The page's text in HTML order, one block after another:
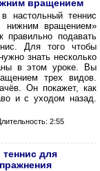
вращением
настольный теннис
вращением»
подавать
Для того чтобы
знать несколько
в этом уроке. Вы
трех видов.
Он покажет, как
и с уходом назад.
2:55
для